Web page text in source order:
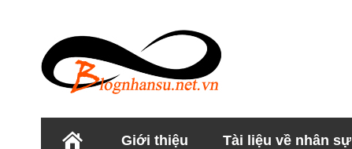
Giới thiệu Tài liệu về nhân sự